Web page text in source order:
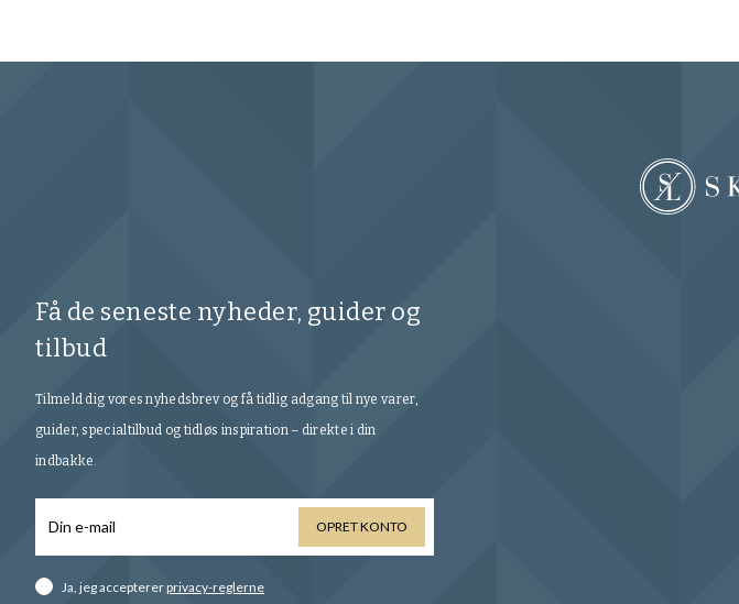
Få de seneste nyheder, guider og
tilbud
Tilmeld dig vores nyhedsbrev og få tidlig adgang til nye varer,
guider, specialtilbud og tidløs inspiration – direkte i din
indbakke.
OPRET KONTO
Ja, jeg acceptererprivacy-reglerne